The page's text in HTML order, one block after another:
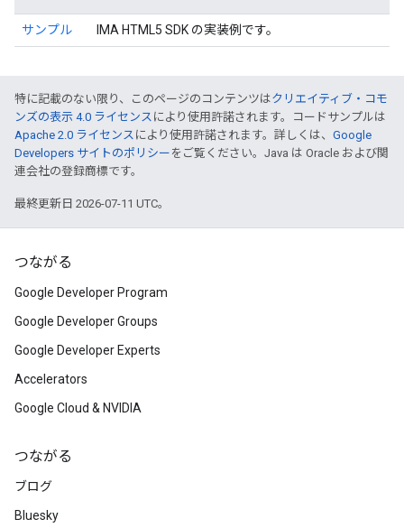
サンプル IMA HTML5 SDK の実装例です。
特に記載のない限り、このページのコンテンツはクリエイティブ・コモ
ンズの表示 4.0 ライセンス により使用許諾されます。コードサンプルは
Apache 2.0 ライセンス により使用許諾されます。詳しくは、 Google
Developers サイトのポリシー をご覧ください。Java は Oracle および関
連会社の登録商標です。
最終更新日 2026-07-11 UTC。
つながる
Google Developer Program
Google Developer Groups
Google Developer Experts
Accelerators
Google Cloud & NVIDIA
つながる
ブログ
Bluesky